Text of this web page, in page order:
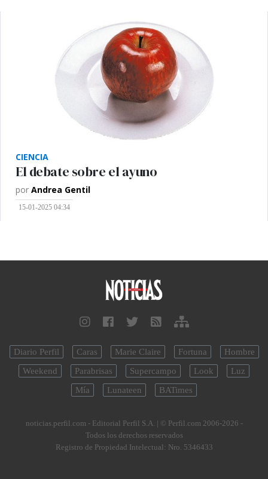
CIENCIA
El debate sobre el ayuno
por Andrea Gentil
15-01-2025 04:34
Diario Perfil Caras Marie Claire Fortuna
Hombre
Weekend
Parabrisas Supercampo Look
Luz
Mía
Lunateen BATimes
noticias.perfil.com - Editorial Perfil S.A. | © Perfil.com 2006-2026 -
Todos los derechos reservados
Registro de Propiedad Intelectual: Nro. 5346433